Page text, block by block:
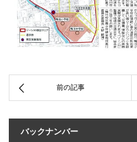
バックナンバー